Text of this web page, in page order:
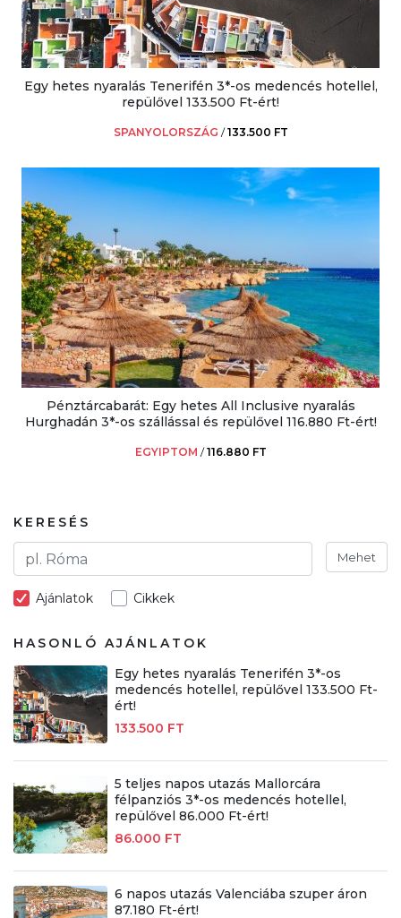
Egy hetes nyaralás Tenerifén 3*-os medencés hotellel,
repülővel 133.500 Ft-ért!
SPANYOLORSZÁG /133.500 FT
Pénztárcabarát: Egy hetes All Inclusive nyaralás
Hurghadán 3*-os szállással és repülővel 116.880 Ft-ért!
EGYIPTOM /116.880 FT
KERESÉS
Mehet
Ajánlatok Cikkek
HASONLÓ AJÁNLATOK
Egy hetes nyaralás Tenerifén 3*-os
medencés hotellel, repülővel 133.500 Ft-
ért!
133.500 FT
5 teljes napos utazás Mallorcára
félpanziós 3*-os medencés hotellel,
repülővel 86.000 Ft-ért!
86.000 FT
6 napos utazás Valenciába szuper áron
87.180 Ft-ért!